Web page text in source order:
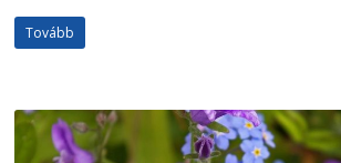
Tovább